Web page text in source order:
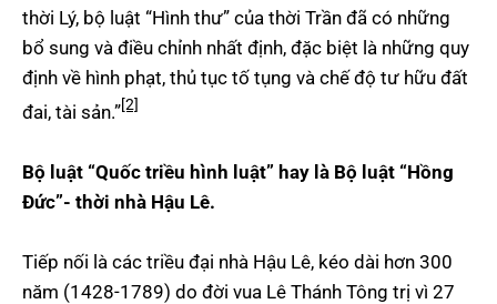
thời Lý, bộ luật “Hình thư” của thời Trần đã có những
bổ sung và điều chỉnh nhất định, đặc biệt là những quy
định về hình phạt, thủ tục tố tụng và chế độ tư hữu đất
đai, tài sản.” [2]
Bộ luật “Quốc triều hình luật” hay là Bộ luật “Hồng
Đức”- thời nhà Hậu Lê.
Tiếp nối là các triều đại nhà Hậu Lê, kéo dài hơn 300
năm (1428-1789) do đời vua Lê Thánh Tông trị vì 27